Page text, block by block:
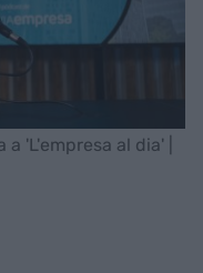
'L'empresa al dia' |